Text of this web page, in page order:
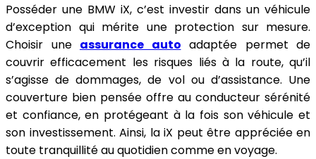
Posséder une BMW iX, c’est investir dans un véhicule
d’exception qui mérite une protection sur mesure.
Choisir une assurance auto adaptée permet de
couvrir efficacement les risques liés à la route, qu’il
s’agisse de dommages, de vol ou d’assistance. Une
couverture bien pensée offre au conducteur sérénité
et confiance, en protégeant à la fois son véhicule et
son investissement. Ainsi, la iX peut être appréciée en
toute tranquillité au quotidien comme en voyage.